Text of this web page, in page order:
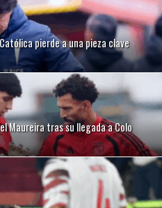
pierde a una pieza clave
Maureira tras su llegada a Colo